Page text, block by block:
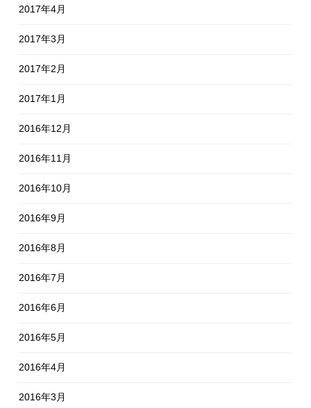
2017年4月
2017年3月
2017年2月
2017年1月
2016年12月
2016年11月
2016年10月
2016年9月
2016年8月
2016年7月
2016年6月
2016年5月
2016年4月
2016年3月